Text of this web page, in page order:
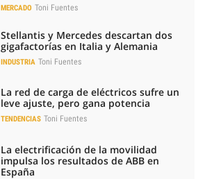
MERCADO Toni Fuentes
Stellantis y Mercedes descartan dos
gigafactorías en Italia y Alemania
INDUSTRIA Toni Fuentes
La red de carga de eléctricos sufre un
leve ajuste, pero gana potencia
TENDENCIAS Toni Fuentes
La electrificación de la movilidad
impulsa los resultados de ABB en
España